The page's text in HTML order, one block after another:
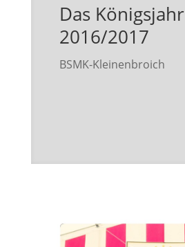
Das Königsjahr
2016/2017
BSMK-Kleinenbroich